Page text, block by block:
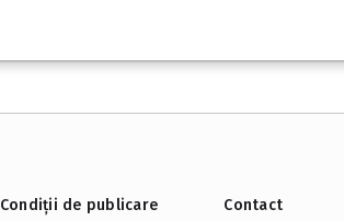
Condiții de publicare Contact